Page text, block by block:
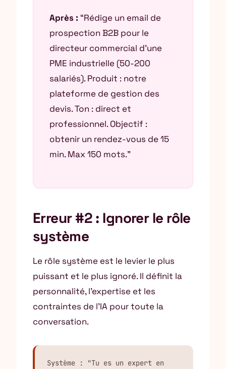
Après : “Rédige un email de
prospection B2B pour le
directeur commercial d’une
PME industrielle (50-200
salariés). Produit : notre
plateforme de gestion des
devis. Ton : direct et
professionnel. Objectif :
obtenir un rendez-vous de 15
min. Max 150 mots.”
Erreur #2 : Ignorer le rôle
système
Le rôle système est le levier le plus
puissant et le plus ignoré. Il définit la
personnalité, l’expertise et les
contraintes de l’IA pour toute la
conversation.
Système : "Tu es un expert en